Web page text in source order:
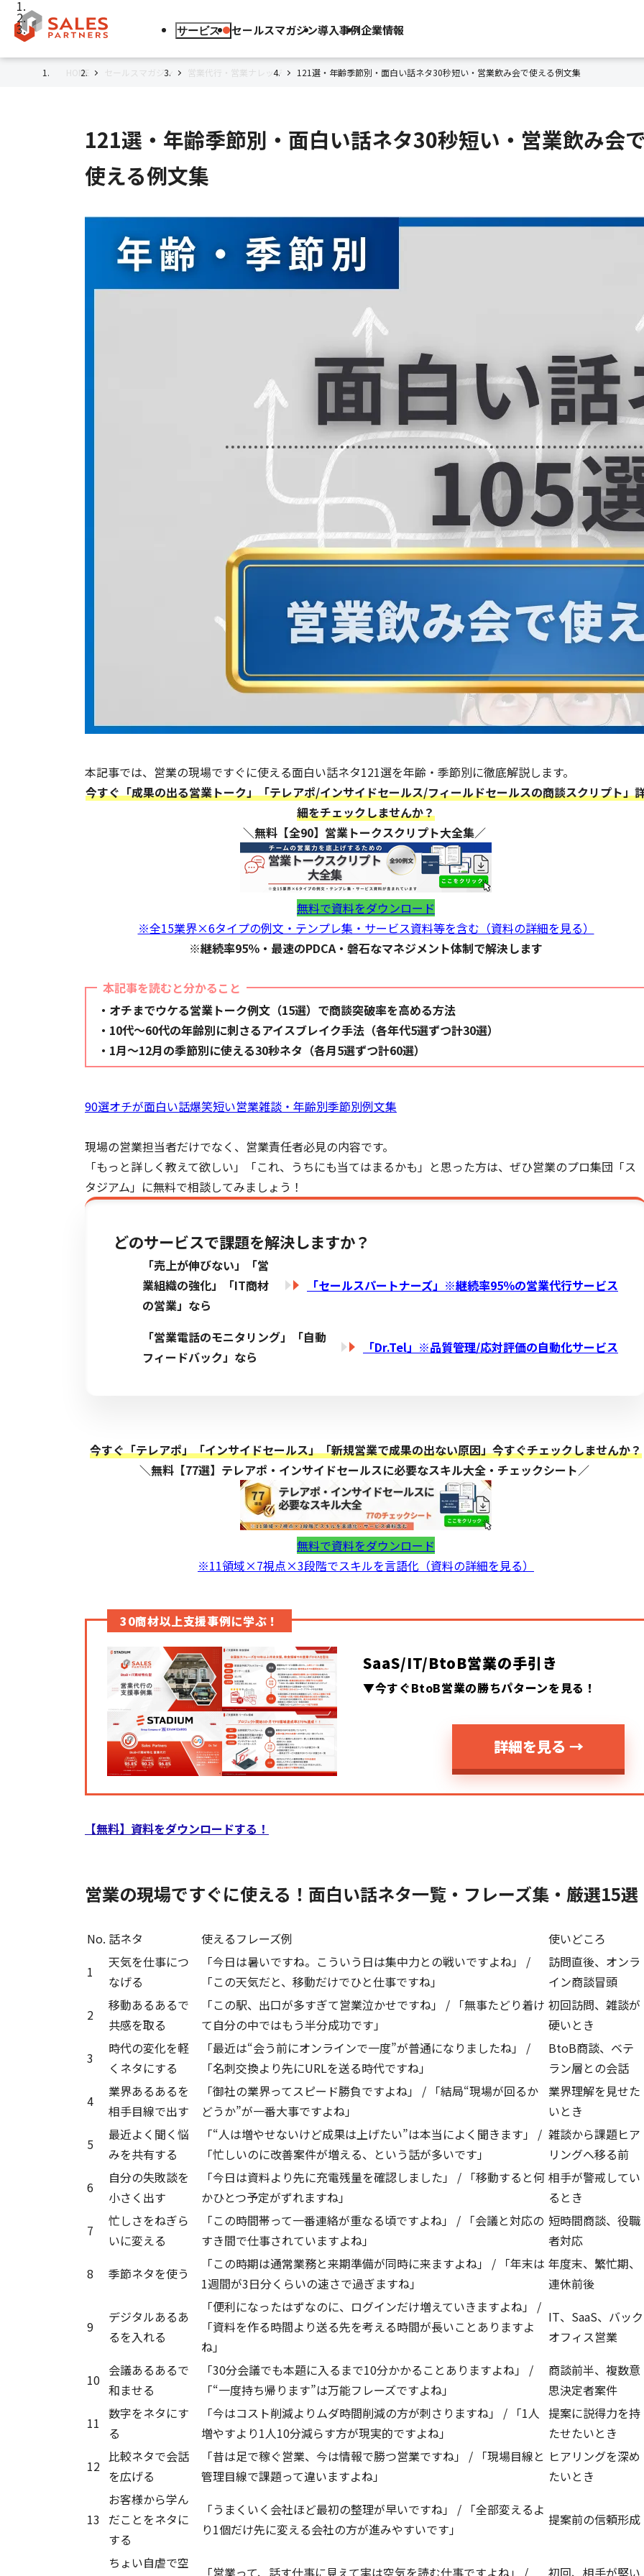
サービス セールスマガジン導入事例企業情報
HOME セールスマガジン 営業代行・営業ナレッジ 121選・年齢季節別・面白い話ネタ30秒短い・営業飲み会で使える例文集
121選・年齢季節別・面白い話ネタ30秒短い・営業飲み会
使える例文集
本記事では、営業の現場ですぐに使える面白い話ネタ121選を年齢・季節別に徹底解説します。
今すぐ「成果の出る営業トーク」「テレアポ/インサイドセールス/フィールドセールスの商談スクリプト」
細をチェックしませんか？
＼無料【全90】営業トークスクリプト大全集／
無料で資料をダウンロード
※全15業界×6タイプの例文・テンプレ集・サービス資料等を含む（資料の詳細を見る）
※継続率95％・最速のPDCA・磐石なマネジメント体制で解決します
本記事を読むと分かること
・オチまでウケる営業トーク例文（15選）で商談突破率を高める方法
・10代〜60代の年齢別に刺さるアイスブレイク手法（各年代5選ずつ計30選）
・1月〜12月の季節別に使える30秒ネタ（各月5選ずつ計60選）
90選オチが面白い話爆笑短い営業雑談・年齢別季節別例文集
現場の営業担当者だけでなく、営業責任者必見の内容です。
「もっと詳しく教えて欲しい」「これ、うちにも当てはまるかも」と思った方は、ぜひ営業のプロ集団「ス
タジアム」に無料で相談してみましょう！
どのサービスで課題を解決しますか？
「売上が伸びない」「営
業組織の強化」「IT商材
の営業」なら
「セールスパートナーズ」※継続率95％の営業代行サービス
「営業電話のモニタリング」「自動
フィードバック」なら
「Dr.Tel」※品質管理/応対評価の自動化サービス
今すぐ「テレアポ」「インサイドセールス」「新規営業で成果の出ない原因」今すぐチェックしませんか？
＼無料【77選】テレアポ・インサイドセールスに必要なスキル大全・チェックシート／
無料で資料をダウンロード
※11領域×7視点×3段階でスキルを言語化（資料の詳細を見る）
30商材以上支援事例に学ぶ！
SaaS/IT/BtoB営業の手引き
▼今すぐBtoB営業の勝ちパターンを見る！
詳細を見る →
【無料】資料をダウンロードする！
営業の現場ですぐに使える！面白い話ネタ一覧・フレーズ集・厳選15選
No. 話ネタ 使えるフレーズ例
使いどころ
1
天気を仕事につ
なげる
「今日は暑いですね。こういう日は集中力との戦いですよね」 /
「この天気だと、移動だけでひと仕事ですね」
訪問直後、オンラ
イン商談冒頭
2
移動あるあるで
共感を取る
「この駅、出口が多すぎて営業泣かせですね」 / 「無事たどり着け
て自分の中ではもう半分成功です」
初回訪問、雑談が
硬いとき
3
時代の変化を軽
くネタにする
「最近は“会う前にオンラインで一度”が普通になりましたね」 /
「名刺交換より先にURLを送る時代ですね」
BtoB商談、ベテ
ラン層との会話
4
業界あるあるを
相手目線で出す
「御社の業界ってスピード勝負ですよね」 / 「結局“現場が回るか
どうか”が一番大事ですよね」
業界理解を見せた
いとき
5
最近よく聞く悩
みを共有する
「“人は増やせないけど成果は上げたい”は本当によく聞きます」 /
「忙しいのに改善案件が増える、という話が多いです」
雑談から課題ヒア
リングへ移る前
6
自分の失敗談を
小さく出す
「今日は資料より先に充電残量を確認しました」 / 「移動すると何
かひとつ予定がずれますね」
相手が警戒してい
るとき
7
忙しさをねぎら
いに変える
「この時間帯って一番連絡が重なる頃ですよね」 / 「会議と対応の
すき間で仕事されていますよね」
短時間商談、役職
者対応
8
季節ネタを使う
「この時期は通常業務と来期準備が同時に来ますよね」 / 「年末は
1週間が3日分くらいの速さで過ぎますね」
年度末、繁忙期、
連休前後
9
デジタルあるあ
るを入れる
「便利になったはずなのに、ログインだけ増えていきますよね」 /
「資料を作る時間より送る先を考える時間が長いことありますよ
ね」
IT、SaaS、バック
オフィス営業
10
会議あるあるで
和ませる
「30分会議でも本題に入るまで10分かかることありますよね」 /
「“一度持ち帰ります”は万能フレーズですよね」
商談前半、複数意
思決定者案件
11
数字をネタにす
る
「今はコスト削減よりムダ時間削減の方が刺さりますね」 / 「1人
増やすより1人10分減らす方が現実的ですよね」
提案に説得力を持
たせたいとき
12
比較ネタで会話
を広げる
「昔は足で稼ぐ営業、今は情報で勝つ営業ですね」 / 「現場目線と
管理目線で課題って違いますよね」
ヒアリングを深め
たいとき
13
お客様から学ん
だことをネタに
する
「うまくいく会社ほど最初の整理が早いですね」 / 「全部変えるよ
り1個だけ先に変える会社の方が進みやすいです」
提案前の信頼形成
ちょい自虐で空
「営業って、話す仕事に見えて実は空気を読む仕事ですよね」 / 初回、相手が堅い